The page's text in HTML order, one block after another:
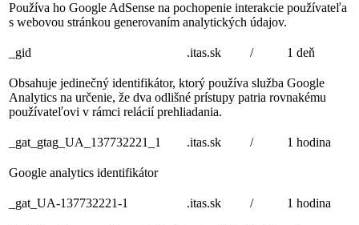
Používa ho Google AdSense na pochopenie interakcie používateľa
s webovou stránkou generovaním analytických údajov.
_gid .itas.sk / 1 deň
Obsahuje jedinečný identifikátor, ktorý používa služba Google
Analytics na určenie, že dva odlišné prístupy patria rovnakému
používateľovi v rámci relácií prehliadania.
_gat_gtag_UA_137732221_1 .itas.sk / 1 hodina
Google analytics identifikátor
_gat_UA-137732221-1 .itas.sk / 1 hodina